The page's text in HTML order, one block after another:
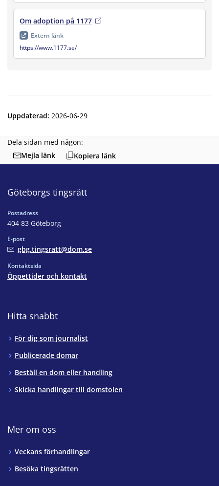
Om adoption på 1177 , extern länk
Extern länk
https://www.1177.se/
Uppdaterad: 2026-06-29
Dela sidan med någon:
Mejla länk
Kopiera länk
Göteborgs tingsrätt
Postadress
404 83 Göteborg
E-post
gbg.tingsratt@dom.se
Kontaktsida
Öppettider och kontakt
Hitta snabbt
För dig som journalist
Publicerade domar
Beställ en dom eller handling
Skicka handlingar till domstolen
Mer om oss
Veckans förhandlingar
Besöka tingsrätten